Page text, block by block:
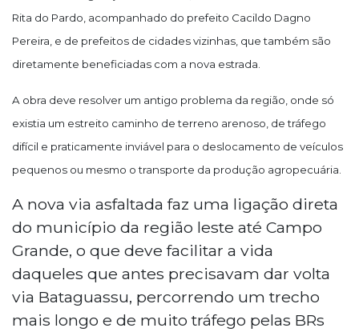
Rita do Pardo, acompanhado do prefeito Cacildo Dagno
Pereira, e de prefeitos de cidades vizinhas, que também são
diretamente beneficiadas com a nova estrada.
A obra deve resolver um antigo problema da região, onde só
existia um estreito caminho de terreno arenoso, de tráfego
difícil e praticamente inviável para o deslocamento de veículos
pequenos ou mesmo o transporte da produção agropecuária.
A nova via asfaltada faz uma ligação direta
do município da região leste até Campo
Grande, o que deve facilitar a vida
daqueles que antes precisavam dar volta
via Bataguassu, percorrendo um trecho
mais longo e de muito tráfego pelas BRs